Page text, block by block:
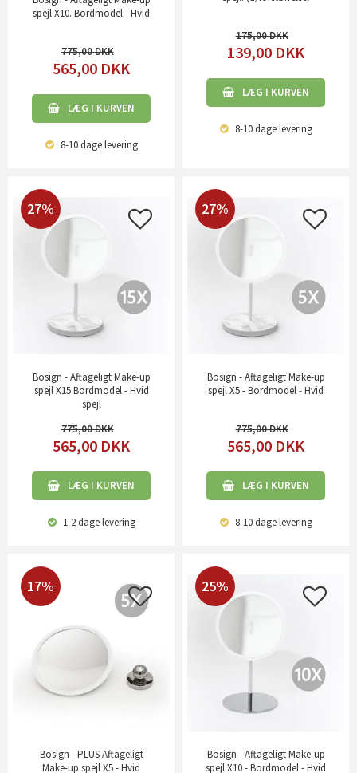
spejl X10. Bordmodel - Hvid
775,00
565,00 DKK
LÆG I KURVEN
8-10 dagelevering
175,00
139,00 DKK
LÆG I KURVEN
8-10 dagelevering
27%
Bosign - Aftageligt Make-up
spejl X15 Bordmodel - Hvid
spejl
775,00
565,00 DKK
LÆG I KURVEN
1-2 dagelevering
27%
Bosign - Aftageligt Make-up
spejl X5 - Bordmodel - Hvid
775,00
565,00 DKK
LÆG I KURVEN
8-10 dagelevering
17%
Bosign - PLUS Aftageligt
Make-up spejl X5 - Hvid
25%
Bosign - Aftageligt Make-up
spejl X10 - Bordmodel - Hvid